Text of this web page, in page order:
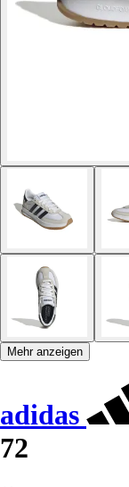
Mehr anzeigen
adidas
72